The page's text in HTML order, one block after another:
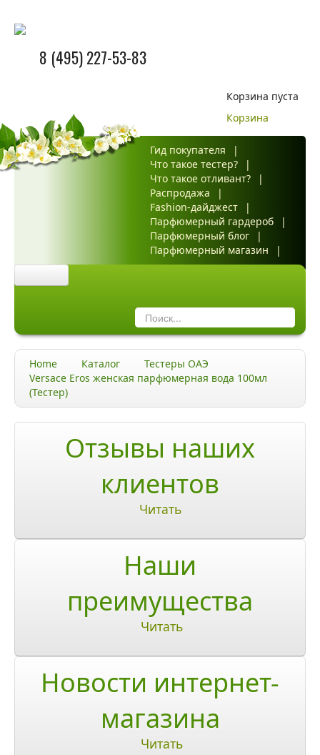
8 (495) 227-53-83
Корзина пуста
Корзина
Гид покупателя
|
Что такое тестер?
|
Что такое отливант?
|
Распродажа
|
Fashion-дайджест
|
Парфюмерный гардероб
|
Парфюмерный блог
|
Парфюмерный магазин
|
Качество и гарантии
Акции и скидки
Акции и скидки
Доставка и оплата по России
Ответы на часто задаваемые вопросы
О компании
Home Каталог
Тестеры ОАЭ
Versace Eros женская парфюмерная вода 100мл
(Тестер)
Отзывы наших
клиентов
Читать
Наши
преимущества
Читать
Новости интернет-
магазина
Читать